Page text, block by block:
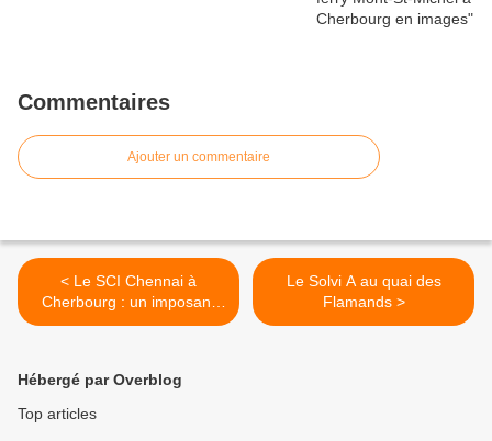
Commentaires
Ajouter un commentaire
< Le SCI Chennai à
Cherbourg : un imposant
porte conteneurs
Le Solvi A au quai des
Flamands >
Hébergé par Overblog
Top articles